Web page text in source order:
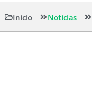
Início Notícias